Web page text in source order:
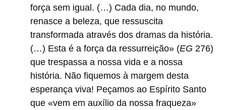
força sem igual. (…) Cada dia, no mundo,
renasce a beleza, que ressuscita
transformada através dos dramas da história.
(…) Esta é a força da ressurreição» (EG 276)
que trespassa a nossa vida e a nossa
história. Não fiquemos à margem desta
esperança viva! Peçamos ao Espírito Santo
que «vem em auxílio da nossa fraqueza»